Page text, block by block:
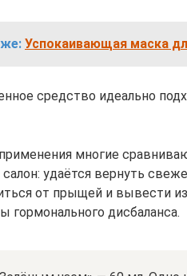
Успокаивающая маска
средство идеально
многие
удаётся вернуть
от прыщей и вывести
гормонального дисбаланса.